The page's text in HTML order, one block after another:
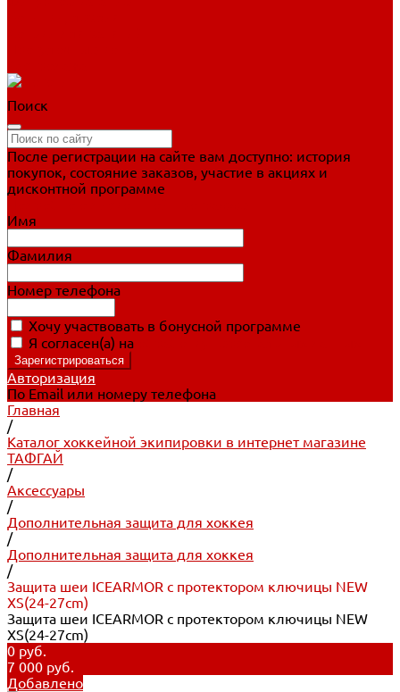
Поиск
После регистрации на сайте вам доступно: история
покупок, состояние заказов, участие в акциях и
дисконтной программе
Имя
Фамилия
Номер телефона
Хочу участвовать в бонусной программе
Я согласен(а) на
Авторизация
По Email или номеру телефона
Главная
/
Каталог хоккейной экипировки в интернет магазине
ТАФГАЙ
/
Аксессуары
/
Дополнительная защита для хоккея
/
Дополнительная защита для хоккея
/
Защита шеи ICEARMOR с протектором ключицы NEW
XS(24-27cm)
Защита шеи ICEARMOR с протектором ключицы NEW
XS(24-27cm)
0 руб.
7 000 руб.
Добавлено